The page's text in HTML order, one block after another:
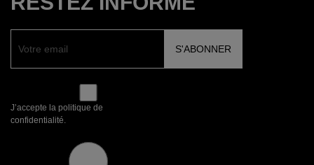
J’accepte la politique de
confidentialité.